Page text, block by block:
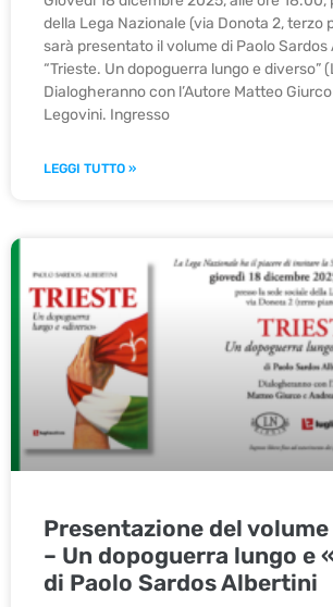
della Lega Nazionale (via Donota 2, terzo
sarà presentato il volume di Paolo Sardos
“Trieste. Un dopoguerra lungo e diverso”
Dialogheranno con l’Autore Matteo
Legovini. Ingresso
LEGGI TUTTO »
Presentazione del volume
– Un dopoguerra lungo e
di Paolo Sardos Albertini